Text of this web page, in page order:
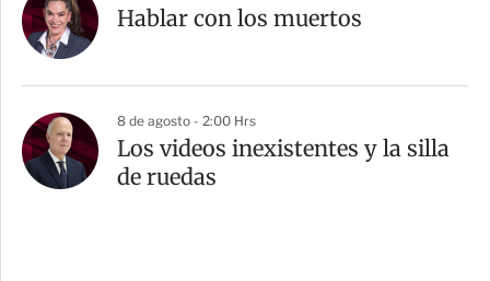
Hablar con los muertos
8 de agosto - 2:00 Hrs
Los videos inexistentes y la silla
de ruedas